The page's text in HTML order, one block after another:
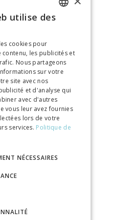
391
10.32551/ANTIPODES.11612
ITALIAN
utilise des
cookies pour
contenu, les publicités et
Nous partageons
sur votre
site avec nos
et d'analyse qui
avec d'autres
vous leur avez fournies
lors de votre
services. Politique de
NÉCESSAIRES